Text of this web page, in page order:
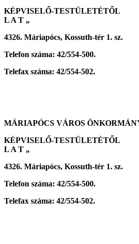
KÉPVISELŐ-
L A T „
4326. Máriapócs, Kossuth-tér 1. sz.
Telefon száma: 42/554-500.
Telefax száma: 42/554-502.
MÁRIAPÓCS VÁROS
KÉPVISELŐ-
L A T „
4326. Máriapócs, Kossuth-tér 1. sz.
Telefon száma: 42/554-500.
Telefax száma: 42/554-502.